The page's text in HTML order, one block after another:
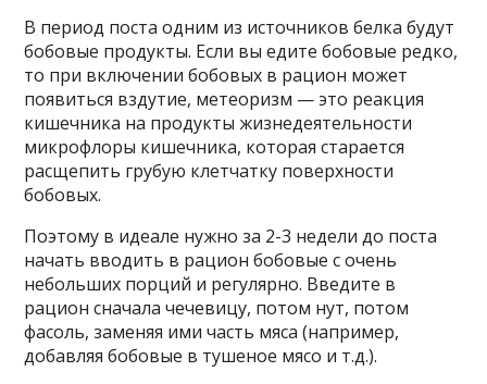
В период поста одним из источников белка будут
бобовые продукты. Если вы едите бобовые редко,
то при включении бобовых в рацион может
появиться вздутие, метеоризм — это реакция
кишечника на продукты жизнедеятельности
микрофлоры кишечника, которая старается
расщепить грубую клетчатку поверхности
бобовых.
Поэтому в идеале нужно за 2-3 недели до поста
начать вводить в рацион бобовые с очень
небольших порций и регулярно. Введите в
рацион сначала чечевицу, потом нут, потом
фасоль, заменяя ими часть мяса (например,
добавляя бобовые в тушеное мясо и т.д.).